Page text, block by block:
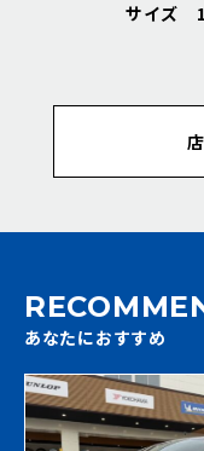
サイズ
あなたにおすすめ